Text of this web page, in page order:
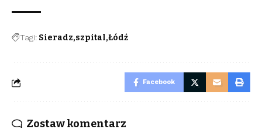
Tagi: Sieradz szpital Łódź
Facebook
Zostaw komentarz